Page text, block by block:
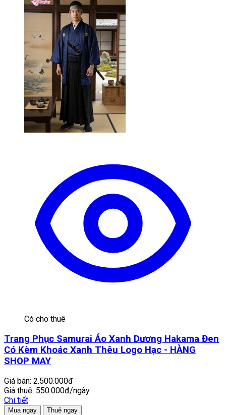
Có cho thuê
Trang Phục Samurai Áo Xanh Dương Hakama Đen
Có Kèm Khoác Xanh Thêu Logo Hạc - HÀNG
SHOP MAY
Giá bán: 2.500.000đ
Giá thuê: 550.000đ/ngày
Chi tiết
Mua ngay Thuê ngay